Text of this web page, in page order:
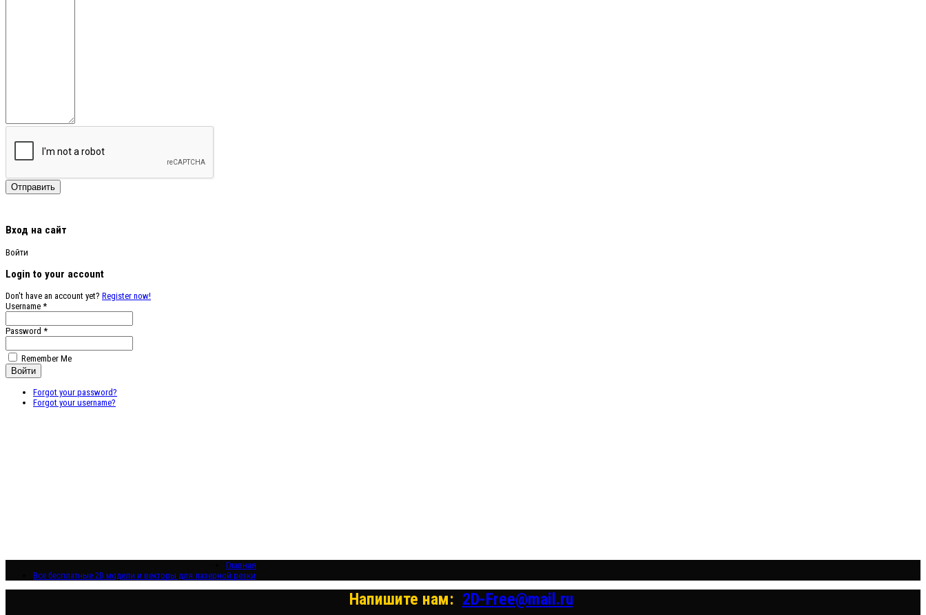
Вход на сайт
Войти
Login to your account
Don't have an account yet? Register now!
Username *
Password *
Remember Me
Forgot your password?
Forgot your username?
Главная
Все бесплатные 2D модели и векторы для лазерной резки
Напишите нам: 2D-Free@mail.ru